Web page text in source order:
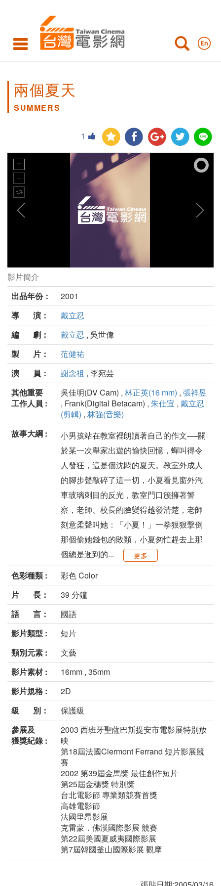
兩個夏天
SUMMERS
1
兩個夏天劇照
影片簡介
出品年份：
2001
導 演：
戴立忍
編 劇：
戴立忍 , 吳世偉
製 片：
范健祐
演 員：
謝念祖 , 李宛芸
其他重要
工作人員 :
吳佳明(DV Cam) , 林正英(16 mm) , 張祥昱
, Frank(Digital Betacam) , 朱仕宜 , 戴立忍
(剪輯) , 林強(音樂)
故事大綱 :
小男孩站在教室裡朗讀著自己的作文──關
於某一次舉家出遊的愉快回憶，蟬叫得令
人發狂，這是個沈悶的夏天。教室外成人
的腳步聲敲碎了這一切，小夏看見窗外汽
車玻璃刺目的反光，教室門口簇擁著警
察，老師、校長的臉變得越發清楚，老師
刻意柔聲叫她：「小夏！」一拳狠狠擊倒
那個偷她錢包的敗類，小夏匆忙趕去上那
個總是遲到的...
更多
色彩種類 :
彩色 Color
片 長：
39 分鐘
語 言：
國語
影片類型 :
短片
類別元素 :
文藝
影片素材 :
16mm , 35mm
影片規格 :
2D
級 別：
保護級
參展及
獲獎紀錄 :
2003 西班牙聖薩巴斯提安市電影展特別放
映
第18屆法國Clermont Ferrand 短片影展競
賽
2002 第39屆金馬獎 最佳創作短片
第25屆金穗獎 特別獎
台北電影節 專業類競賽首獎
高雄電影節
法國里昂影展
克雷蒙．佛漢國際影展 競賽
第22屆美國夏威夷國際影展
第7屆韓國釜山國際影展 觀摩